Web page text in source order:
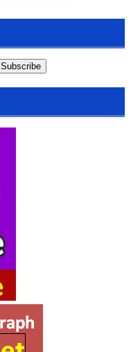
Subscribe